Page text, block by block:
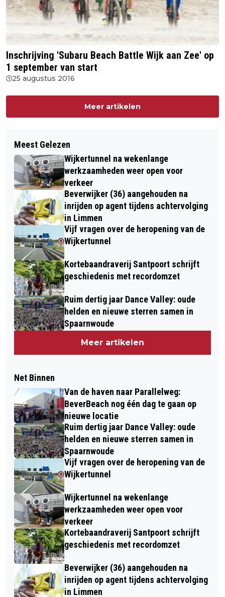
Inschrijving 'Subaru Beach Battle Wijk aan Zee' op
1 september van start
25 augustus 2016
Meer artikelen
Meest Gelezen
Wijkertunnel na wekenlange
werkzaamheden weer open voor
verkeer
Beverwijker (36) aangehouden na
inrijden op agent tijdens achtervolging
in Limmen
Vijf vragen over de heropening van de
Wijkertunnel
Kortebaandraverij Santpoort schrijft
geschiedenis met recordomzet
Ruim dertig jaar Dance Valley: oude
helden en nieuwe sterren samen in
Spaarnwoude
Meer artikelen
Net Binnen
Van de haven naar Parallelweg:
BeverBeach nog één dag te gaan op
nieuwe locatie
Ruim dertig jaar Dance Valley: oude
helden en nieuwe sterren samen in
Spaarnwoude
Vijf vragen over de heropening van de
Wijkertunnel
Wijkertunnel na wekenlange
werkzaamheden weer open voor
verkeer
Kortebaandraverij Santpoort schrijft
geschiedenis met recordomzet
Beverwijker (36) aangehouden na
inrijden op agent tijdens achtervolging
in Limmen